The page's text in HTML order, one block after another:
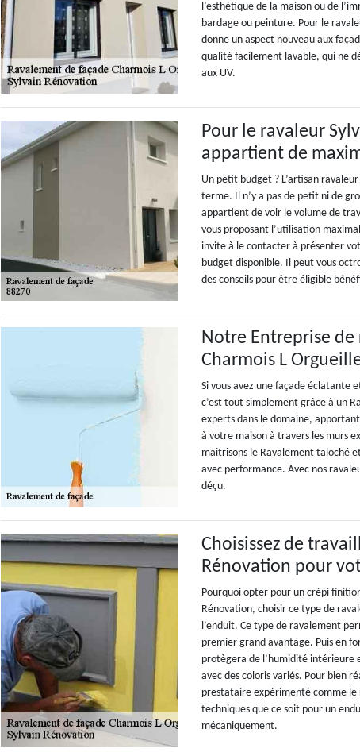
l’esthétique de la maison ou de
bardage ou peinture. Pour le
donne un aspect nouveau aux
qualité facilement lavable, qui ne
aux UV.
Pour le ravaleur
appartient de
Un petit budget ? L’artisan
terme. Il n’y a pas de petit ni de
appartient de voir le volume de
vous proposant l’utilisation
invite à le contacter à présenter
budget disponible. Il peut vous
des conseils pour être éligible
Notre Entreprise
Charmois L
Si vous avez une façade
c’est tout simplement grâce à un
experts dans le domaine,
à votre maison à travers les murs
maitrisons le Ravalement taloché
avec performance. Avec nos
déçu.
Choisissez de
Rénovation pour
Pourquoi opter pour un crépi
Rénovation, choisir ce type de
l’enduit. Ce type de ravalement
premier grand avantage. Puis en
protègera de l’humidité
avec des coloris variés. Pour bien
prestataire expérimenté comme le
techniques que ce soit pour un
mécaniquement.